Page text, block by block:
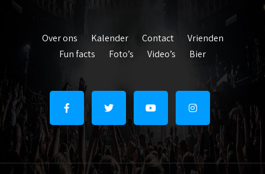
Over ons Kalender Contact
Vrienden
Fun facts
Foto’s Video’s Bier